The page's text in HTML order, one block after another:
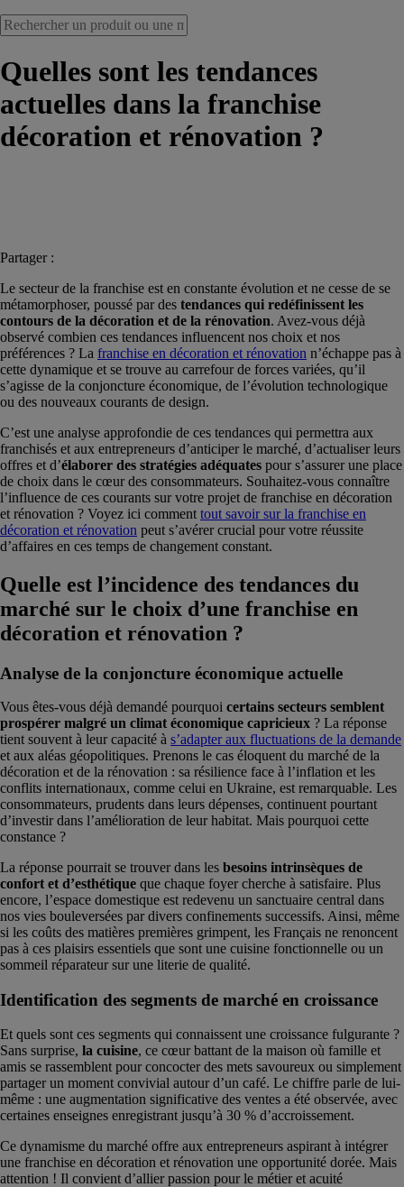
Quelles sont les tendances
actuelles dans la franchise
décoration et rénovation ?
Partager :
Le secteur de la franchise est en constante évolution et ne cesse de se
métamorphoser, poussé par des tendances qui redéfinissent les
contours de la décoration et de la rénovation. Avez-vous déjà
observé combien ces tendances influencent nos choix et nos
préférences ? La franchise en décoration et rénovation n’échappe pas à
cette dynamique et se trouve au carrefour de forces variées, qu’il
s’agisse de la conjoncture économique, de l’évolution technologique
ou des nouveaux courants de design.
C’est une analyse approfondie de ces tendances qui permettra aux
franchisés et aux entrepreneurs d’anticiper le marché, d’actualiser leurs
offres et d’élaborer des stratégies adéquates pour s’assurer une place
de choix dans le cœur des consommateurs. Souhaitez-vous connaître
l’influence de ces courants sur votre projet de franchise en décoration
et rénovation ? Voyez ici comment tout savoir sur la franchise en
décoration et rénovation peut s’avérer crucial pour votre réussite
d’affaires en ces temps de changement constant.
Quelle est l’incidence des tendances du
marché sur le choix d’une franchise en
décoration et rénovation ?
Analyse de la conjoncture économique actuelle
Vous êtes-vous déjà demandé pourquoi certains secteurs semblent
prospérer malgré un climat économique capricieux ? La réponse
tient souvent à leur capacité à s’adapter aux fluctuations de la demande
et aux aléas géopolitiques. Prenons le cas éloquent du marché de la
décoration et de la rénovation : sa résilience face à l’inflation et les
conflits internationaux, comme celui en Ukraine, est remarquable. Les
consommateurs, prudents dans leurs dépenses, continuent pourtant
d’investir dans l’amélioration de leur habitat. Mais pourquoi cette
constance ?
La réponse pourrait se trouver dans les besoins intrinsèques de
confort et d’esthétique que chaque foyer cherche à satisfaire. Plus
encore, l’espace domestique est redevenu un sanctuaire central dans
nos vies bouleversées par divers confinements successifs. Ainsi, même
si les coûts des matières premières grimpent, les Français ne renoncent
pas à ces plaisirs essentiels que sont une cuisine fonctionnelle ou un
sommeil réparateur sur une literie de qualité.
Identification des segments de marché en croissance
Et quels sont ces segments qui connaissent une croissance fulgurante ?
Sans surprise, la cuisine, ce cœur battant de la maison où famille et
amis se rassemblent pour concocter des mets savoureux ou simplement
partager un moment convivial autour d’un café. Le chiffre parle de lui-
même : une augmentation significative des ventes a été observée, avec
certaines enseignes enregistrant jusqu’à 30 % d’accroissement.
Ce dynamisme du marché offre aux entrepreneurs aspirant à intégrer
une franchise en décoration et rénovation une opportunité dorée. Mais
attention ! Il convient d’allier passion pour le métier et acuité